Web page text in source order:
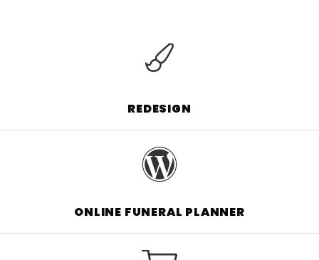
REDESIGN
ONLINE FUNERAL PLANNER